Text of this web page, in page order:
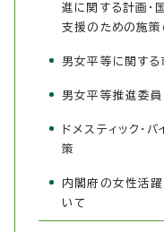
進に関する計画・
支援のための施
男女平等に関する
男女平等推進委員
ドメスティック・
策
内閣府の女性活躍
いて